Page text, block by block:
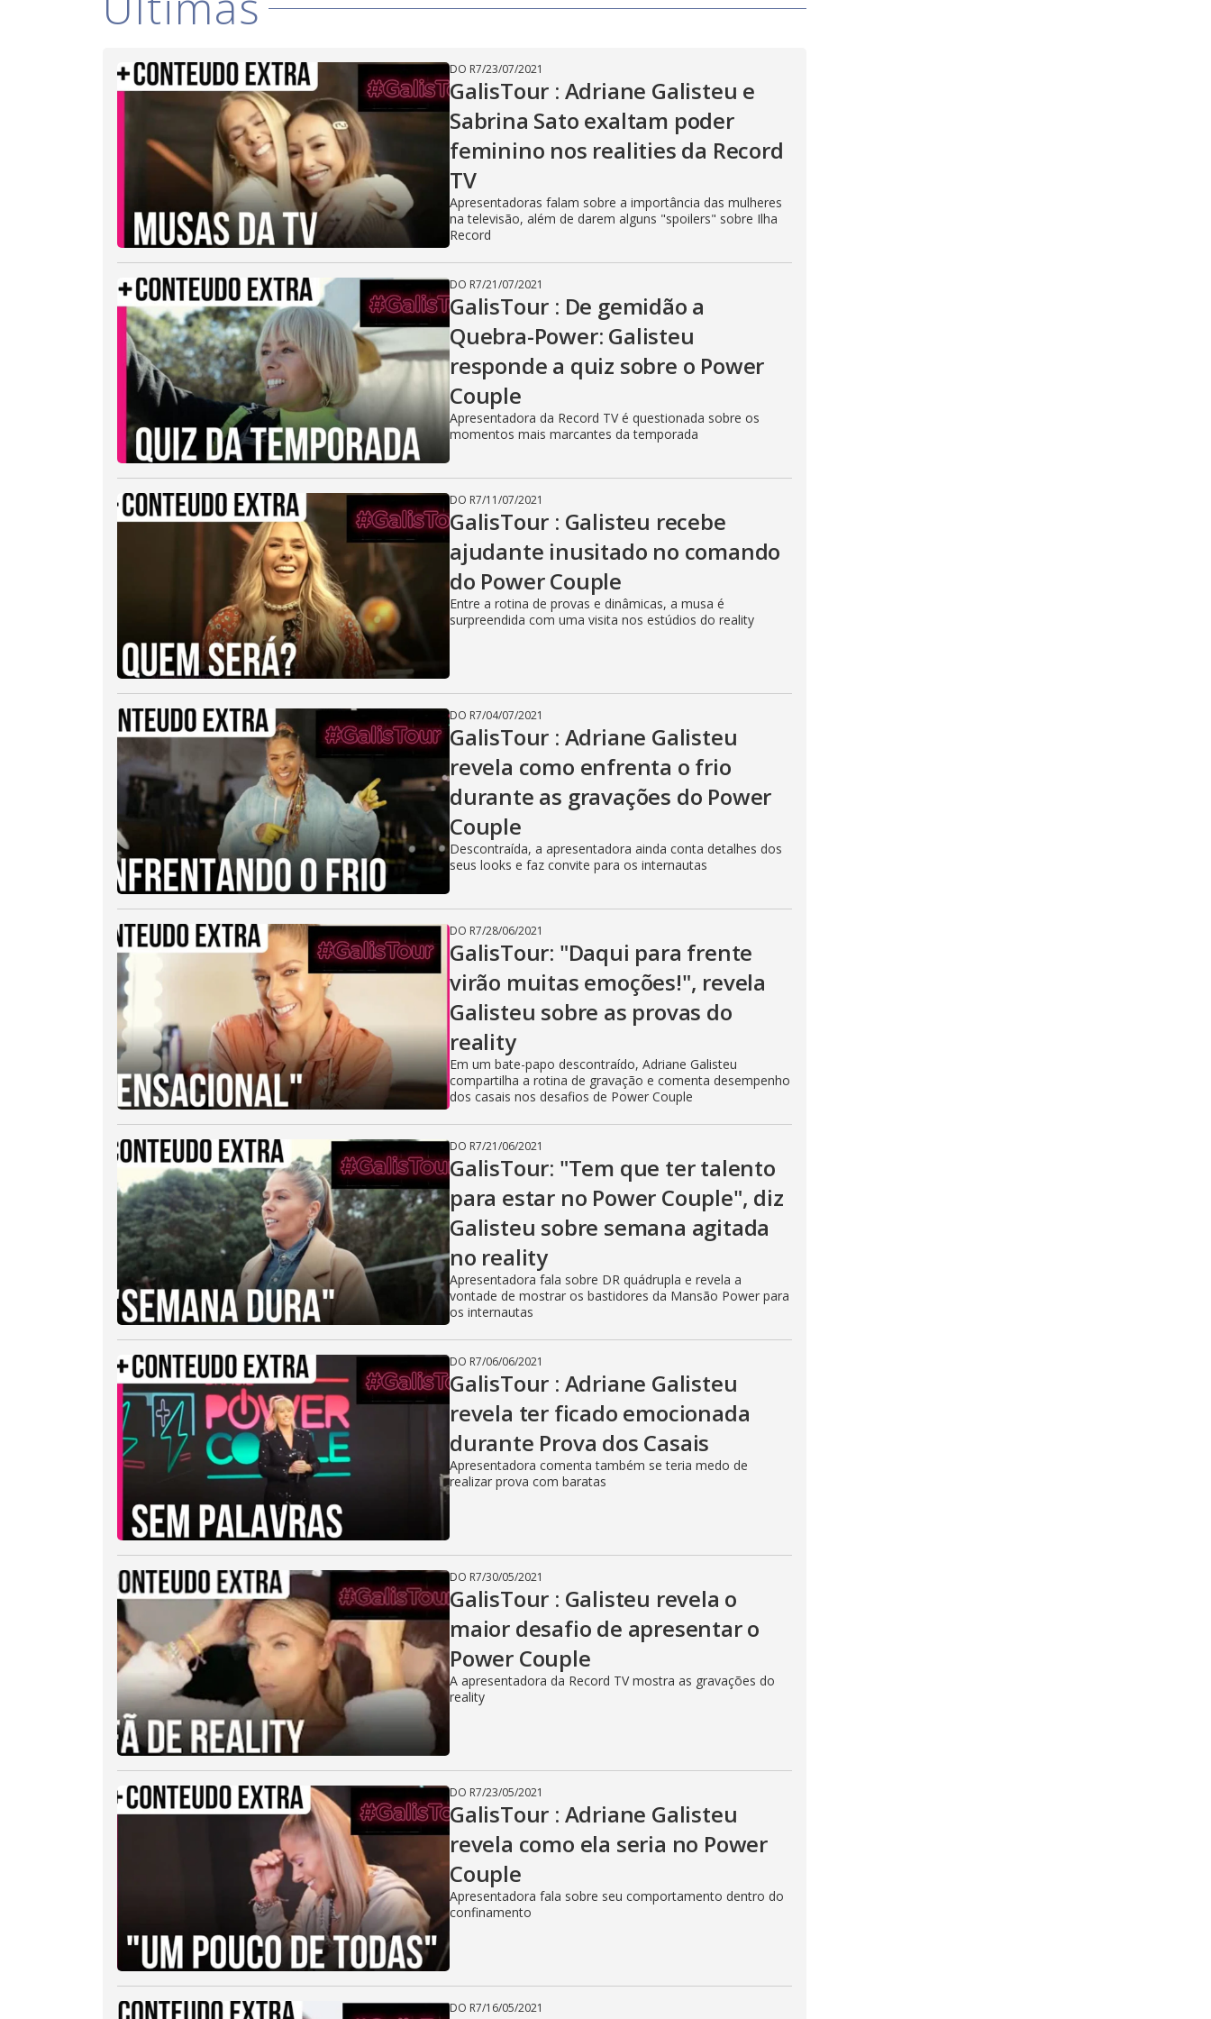
i
d
e
o
DO R7/23/07/2021
GalisTour : Adriane Galisteu e
Sabrina Sato exaltam poder
feminino nos realities da Record
TV
Apresentadoras falam sobre a importância das mulheres
na televisão, além de darem alguns "spoilers" sobre Ilha
Record
DO R7/21/07/2021
GalisTour : De gemidão a
Quebra-Power: Galisteu
responde a quiz sobre o Power
Couple
Apresentadora da Record TV é questionada sobre os
momentos mais marcantes da temporada
DO R7/11/07/2021
GalisTour : Galisteu recebe
ajudante inusitado no comando
do Power Couple
Entre a rotina de provas e dinâmicas, a musa é
surpreendida com uma visita nos estúdios do reality
DO R7/04/07/2021
GalisTour : Adriane Galisteu
revela como enfrenta o frio
durante as gravações do Power
Couple
Descontraída, a apresentadora ainda conta detalhes dos
seus looks e faz convite para os internautas
DO R7/28/06/2021
GalisTour: "Daqui para frente
virão muitas emoções!", revela
Galisteu sobre as provas do
reality
Em um bate-papo descontraído, Adriane Galisteu
compartilha a rotina de gravação e comenta desempenho
dos casais nos desafios de Power Couple
DO R7/21/06/2021
GalisTour: "Tem que ter talento
para estar no Power Couple", diz
Galisteu sobre semana agitada
no reality
Apresentadora fala sobre DR quádrupla e revela a
vontade de mostrar os bastidores da Mansão Power para
os internautas
DO R7/06/06/2021
GalisTour : Adriane Galisteu
revela ter ficado emocionada
durante Prova dos Casais
Apresentadora comenta também se teria medo de
realizar prova com baratas
DO R7/30/05/2021
GalisTour : Galisteu revela o
maior desafio de apresentar o
Power Couple
A apresentadora da Record TV mostra as gravações do
reality
DO R7/23/05/2021
GalisTour : Adriane Galisteu
revela como ela seria no Power
Couple
Apresentadora fala sobre seu comportamento dentro do
confinamento
DO R7/16/05/2021